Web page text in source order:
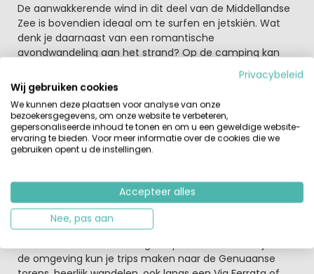
De aanwakkerende wind in dit deel van de Middellandse
Zee is bovendien ideaal om te surfen en jetskiën. Wat
denk je daarnaast van een romantische
avondwandeling aan het strand? Op de camping kan
het riante zwembad , met
uitzicht op de zee! Lekker luieren tussen de activiteiten
door? Voor de kinderen is er
met Corsicaanse en mediterrane dieren. Daarnaast is er
een minigolfbaan waar je ook in de avond kunt spelen.
Verder kun je volop bijkomen van een druk jaar bij de
Wellnessruimtemet een sauna, spa en
Een prachtig Frans eiland
In de buurt kun je ritjes maken te paard naar het strand
of de nabij gelegen bergen. 's Avonds kun je lekker eten
de omgeving kun je trips maken naar de Genuaanse
Privacybeleid
Wij gebruiken cookies
We kunnen deze plaatsen voor analyse van onze
bezoekersgegevens, om onze website te verbeteren,
gepersonaliseerde inhoud te tonen en om u een geweldige website-
ervaring te bieden. Voor meer informatie over de cookies die we
gebruiken opent u de instellingen.
Accepteer alles
Nee, pas aan